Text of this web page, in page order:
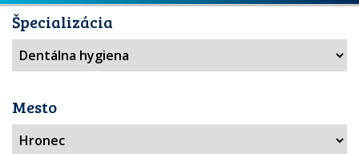
Špecializácia
Mesto